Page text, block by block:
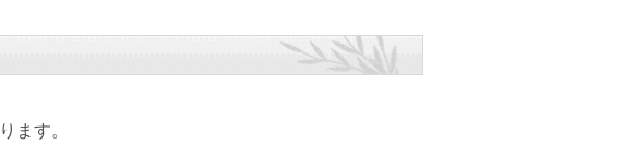
ます。